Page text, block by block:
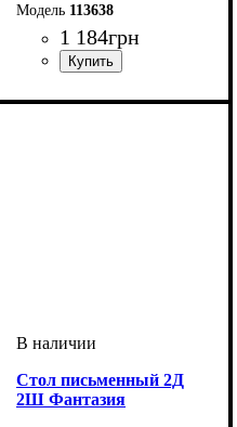
113638
1 184грн
Стол письменный 2Д
2Ш Фантазия